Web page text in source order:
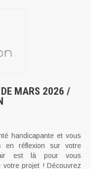
DE MARS 2026 /
handicapante et vous
en réflexion sur votre
est là pour vous
projet ! Découvrez